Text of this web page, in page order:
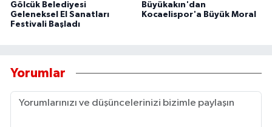
Gölcük Belediyesi
Geleneksel El Sanatları
Festivali Başladı
Büyükakın'dan
Kocaelispor'a Büyük Moral
Yorumlar